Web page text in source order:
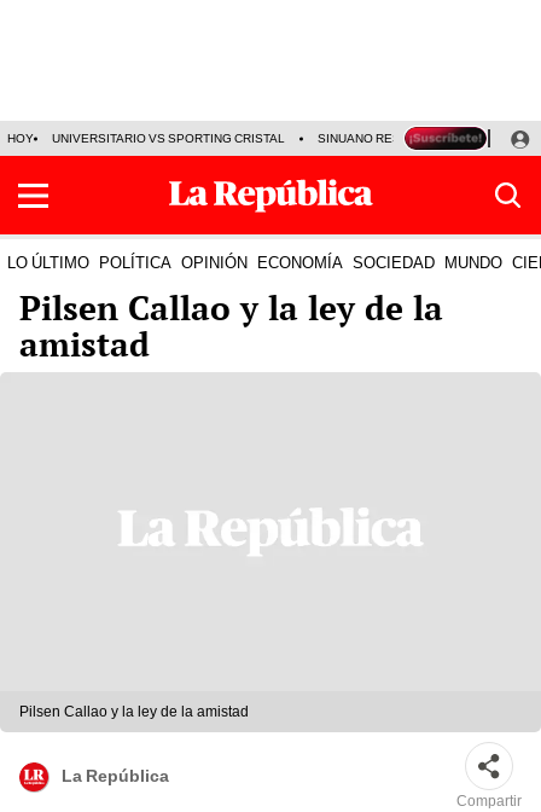
HOY UNIVERSITARIO VS SPORTING CRISTAL SINUANO RESULTADOS HOY
LO ÚLTIMO POLÍTICA OPINIÓN ECONOMÍA SOCIEDAD MUNDO
Pilsen Callao y la ley de la
amistad
Pilsen Callao y la ley de la amistad
La República
Compartir